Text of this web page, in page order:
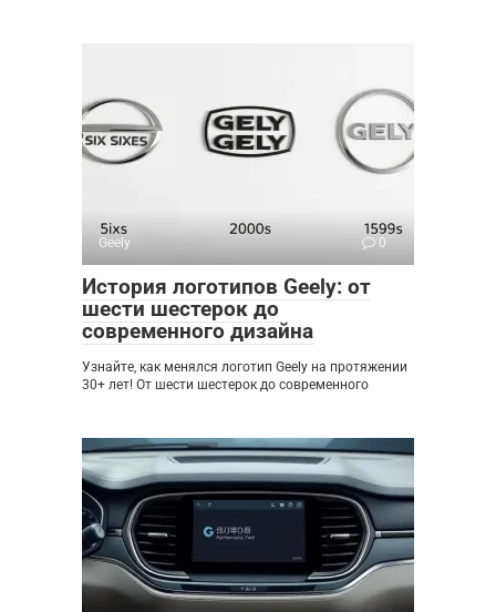
Geely 0
История логотипов Geely: от
шести шестерок до
современного дизайна
Узнайте, как менялся логотип Geely на протяжении
30+ лет! От шести шестерок до современного